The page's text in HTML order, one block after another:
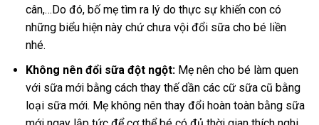
cân,…Do đó, bố mẹ tìm ra lý do thực sự khiến con có
những biểu hiện này chứ chưa vội đổi sữa cho bé liền
nhé.
Không nên đổi sữa đột ngột:Mẹ nên cho bé làm quen
với sữa mới bằng cách thay thế dần các cữ sữa cũ bằng
loại sữa mới. Mẹ không nên thay đổi hoàn toàn bằng sữa